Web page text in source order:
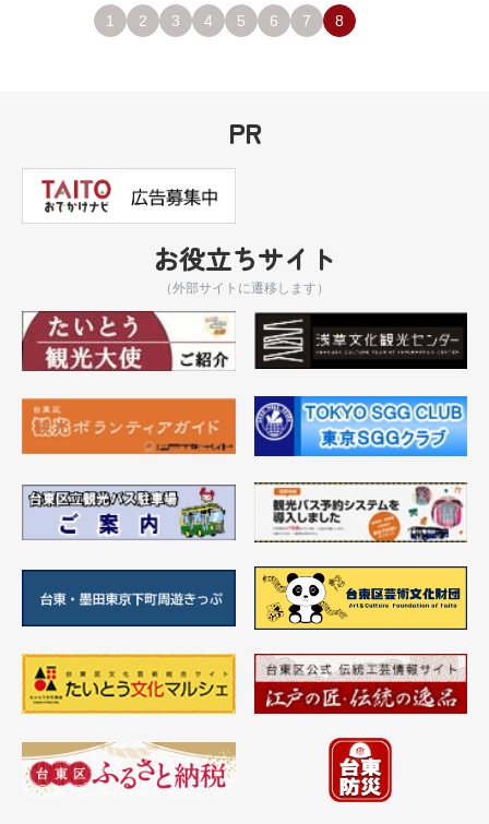
1 2 3 4 5 6 7 8
PR
お役立ちサイト
（外部サイトに遷移します）